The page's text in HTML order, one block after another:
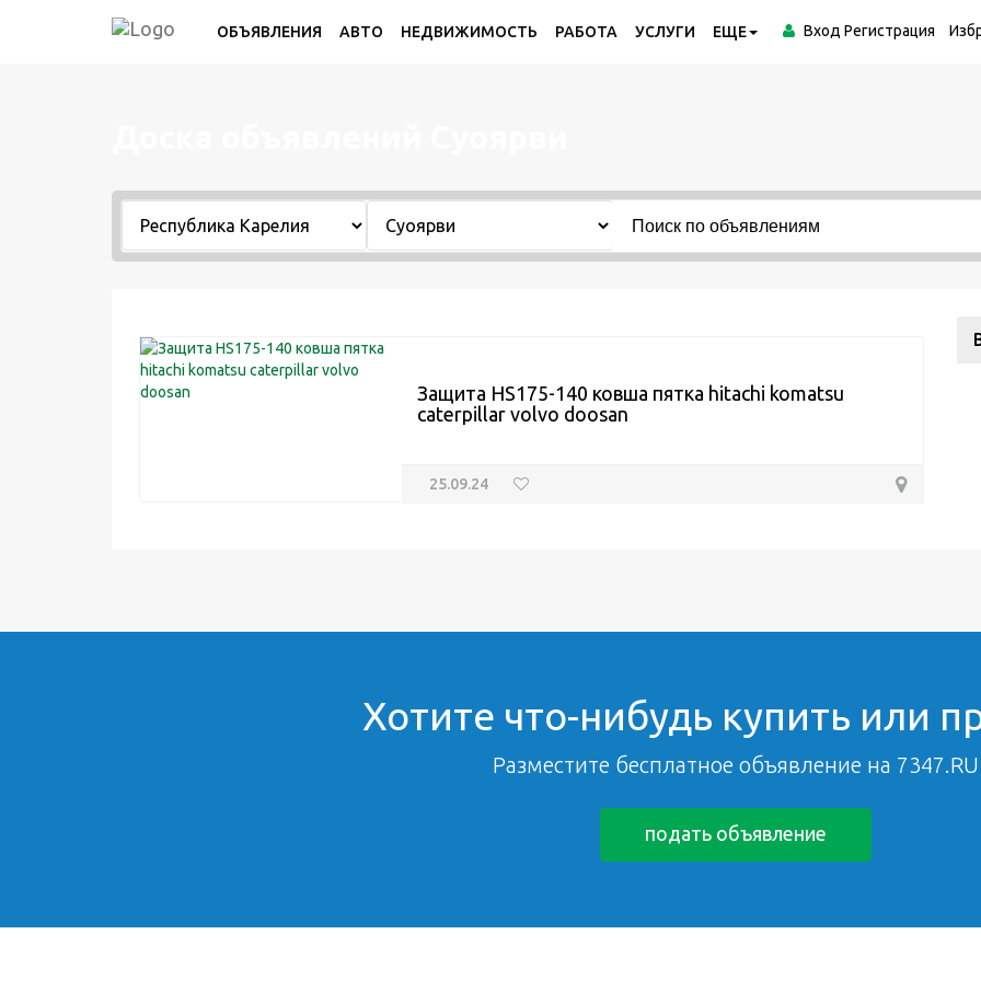
ОБЪЯВЛЕНИЯ АВТО НЕДВИЖИМОСТЬ РАБОТА УСЛУГИ ЕЩЕ Вход Регистрация
Защита HS175-140 ковша пятка hitachi komatsu
caterpillar volvo doosan
25.09.24
Хотите что-нибудь купить или
Разместите бесплатное объявление на 7347.RU
подать объявление